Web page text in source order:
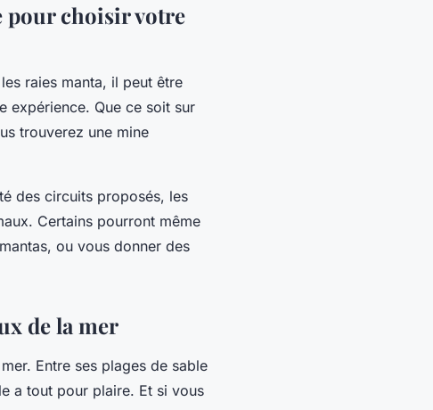
pour choisir votre
raies manta, il peut être
expérience. Que ce soit sur
trouverez une mine
des circuits proposés, les
Certains pourront même
ou vous donner des
de la mer
Entre ses plages de sable
a tout pour plaire. Et si vous